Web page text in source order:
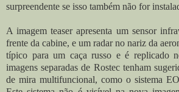
surpreendente se isso também não for
A imagem teaser apresenta um sensor
frente da cabine, e um radar no nariz da
típico para um caça russo e é replicado
imagens separadas de Rostec tenham
de mira multifuncional, como o sistema